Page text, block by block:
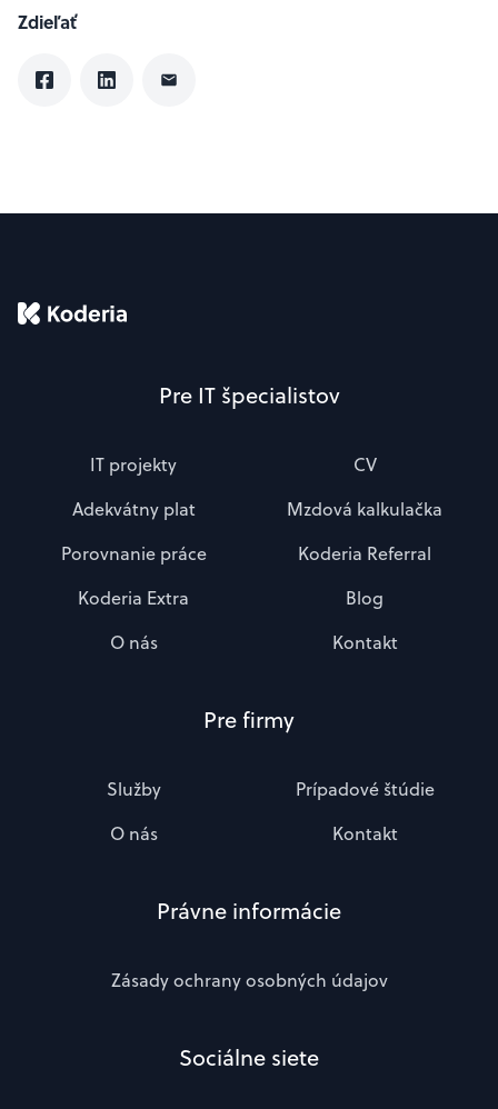
Zdieľať
Pre IT špecialistov
IT projekty
CV
Adekvátny plat
Mzdová kalkulačka
Porovnanie práce
Koderia Referral
Koderia Extra
Blog
O nás
Kontakt
Pre firmy
Služby
Prípadové štúdie
O nás
Kontakt
Právne informácie
Zásady ochrany osobných údajov
Sociálne siete